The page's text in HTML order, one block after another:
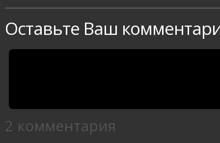
Оставьте Ваш
2 комментария